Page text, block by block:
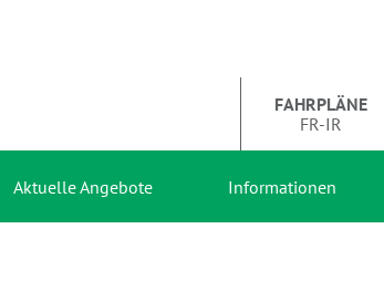
FAHRPLÄNE
FR-IR
Aktuelle Angebote Informationen